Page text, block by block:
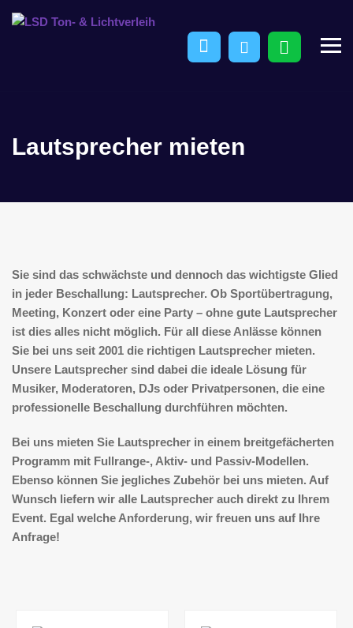
Lautsprecher mieten
Sie sind das schwächste und dennoch das wichtigste Glied
in jeder Beschallung: Lautsprecher. Ob Sportübertragung,
Meeting, Konzert oder eine Party – ohne gute Lautsprecher
ist dies alles nicht möglich. Für all diese Anlässe können
Sie bei uns seit 2001 die richtigen Lautsprecher mieten.
Unsere Lautsprecher sind dabei die ideale Lösung für
Musiker, Moderatoren, DJs oder Privatpersonen, die eine
professionelle Beschallung durchführen möchten.
Bei uns mieten Sie Lautsprecher in einem breitgefächerten
Programm mit Fullrange-, Aktiv- und Passiv-Modellen.
Ebenso können Sie jegliches Zubehör bei uns mieten. Auf
Wunsch liefern wir alle Lautsprecher auch direkt zu Ihrem
Event. Egal welche Anforderung, wir freuen uns auf Ihre
Anfrage!